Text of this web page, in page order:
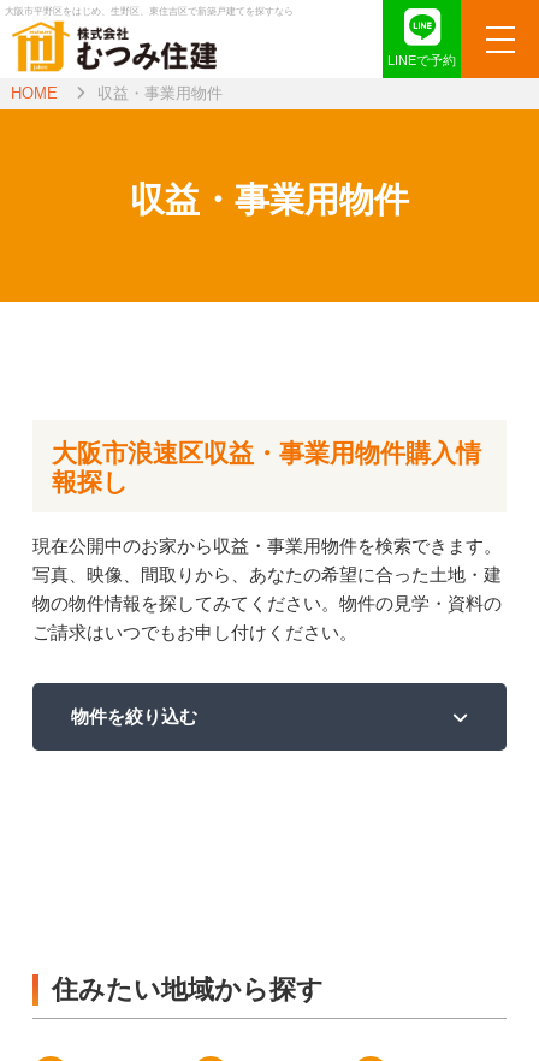
大阪市平野区をはじめ、生野区、東住吉区で新築戸建てを探すなら
LINEで予約
HOME 収益・事業用物件
収益・事業用物件
大阪市浪速区収益・事業用物件購入情
報探し
現在公開中のお家から収益・事業用物件を検索できます。
写真、映像、間取りから、あなたの希望に合った土地・建
物の物件情報を探してみてください。物件の見学・資料の
ご請求はいつでもお申し付けください。
物件を絞り込む
住みたい地域から探す